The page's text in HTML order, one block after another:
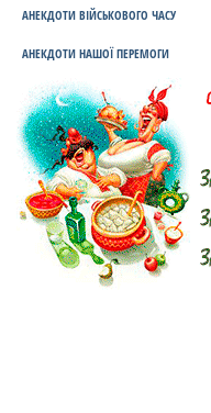
АНЕКДОТИ ВІЙСЬКОВОГО ЧАСУ
АНЕКДОТИ НАШОЇ ПЕРЕМОГИ